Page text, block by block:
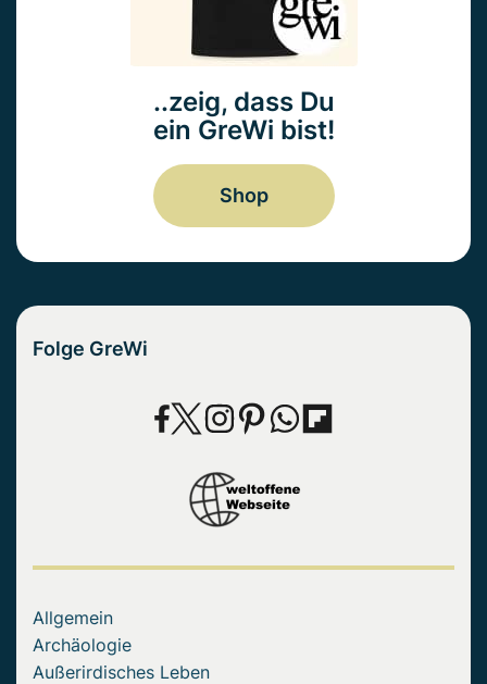
..zeig, dass Du
ein GreWi bist!
Shop
Folge GreWi
Allgemein
Archäologie
Außerirdisches Leben